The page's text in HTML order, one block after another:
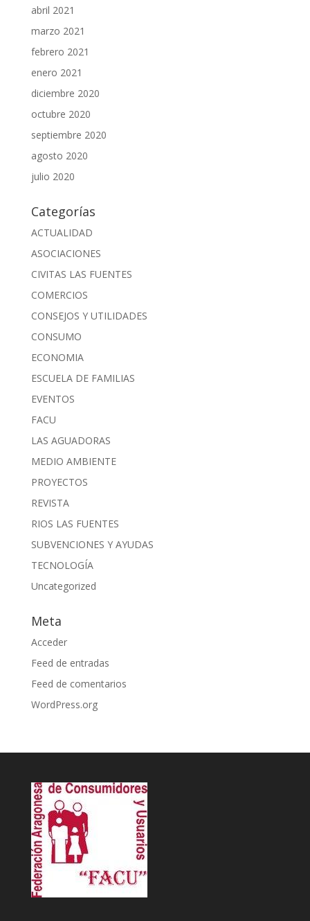
abril 2021
marzo 2021
febrero 2021
enero 2021
diciembre 2020
octubre 2020
septiembre 2020
agosto 2020
julio 2020
Categorías
ACTUALIDAD
ASOCIACIONES
CIVITAS LAS FUENTES
COMERCIOS
CONSEJOS Y UTILIDADES
CONSUMO
ECONOMIA
ESCUELA DE FAMILIAS
EVENTOS
FACU
LAS AGUADORAS
MEDIO AMBIENTE
PROYECTOS
REVISTA
RIOS LAS FUENTES
SUBVENCIONES Y AYUDAS
TECNOLOGÍA
Uncategorized
Meta
Acceder
Feed de entradas
Feed de comentarios
WordPress.org